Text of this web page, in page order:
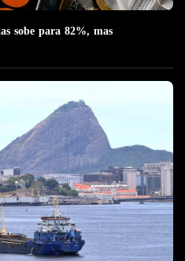
sobe para 82%, mas